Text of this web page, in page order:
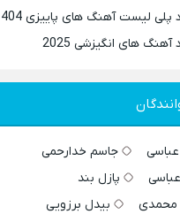
پلی لیست آهنگ های پاییزی 1404
آهنگ های انگیزشی 2025
جاسم خدارحمی
پازل بند
محمدی
بیدل برزویی